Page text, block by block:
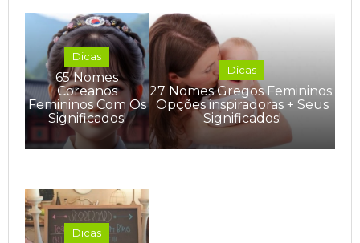
Dicas
27 Nomes Gregos Femininos:
Opções inspiradoras + Seus
Significados!
Dicas
65 Nomes
Coreanos
Femininos Com Os
Significados!
Dicas